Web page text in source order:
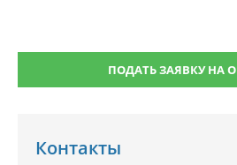
ПОДАТЬ ЗАЯВКУ НА
Контакты